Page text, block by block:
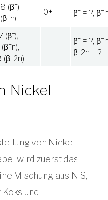
(β−),
−n)
0+ β− = ?, β−
(β−),
(β−n),
(β−2n)
β− = ?, β−
β−2n = ?
Nickel
von Nickel
wird zuerst das
Mischung aus NiS,
Koks und